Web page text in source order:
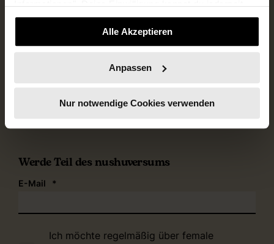
Informationen". Deine Einwilligung kannst du jederzeit
widerrufen.
Alle Akzeptieren
Anpassen
Nur notwendige Cookies verwenden
nushu Female Business
Werde Teil des nushuversums
E-Mail *
Ich möchte regelmäßig über female